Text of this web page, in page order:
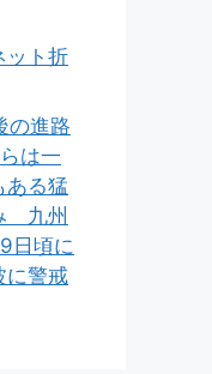
ット折
の進路
は一
ある猛
九州
日頃に
に警戒